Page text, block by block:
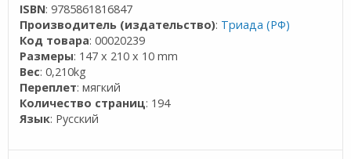
ISBN: 9785861816847
Производитель (издательство): Триада (РФ)
Код товара: 00020239
Размеры: 147 x 210 x 10 mm
Вес: 0,210kg
Переплет: мягкий
Количество страниц: 194
Язык: Русский